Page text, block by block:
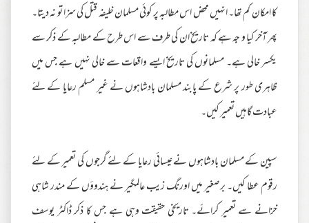
کا امکان کم تھا۔ انہیں محض اس مطالبہ پر کوئی مسلمان خلیفہ قتل کی سزا تو نہ دیتا۔
پھر آخر کیا و جہ ہے کہ تاریخ ان کی طرف سے اس طرح کے مطالبہ کے ذکر سے
یکسر خالی ہے۔ مسلمانوں کی تاریخ ایسے واقعات سے خالی نہیں ہے جس میں
ظاہری طور پر شرع کے پابند مسلمان بادشاہوں نے غیر مسلم رعایا کے لئے
عبادت گاہیں تعمیر کیں۔
سپین کے مسلمان بادشاہوں نے عیسائی رعایا کے لئے گرجوں کی تعمیر کے لئے
رقوم عطا کیں۔ برصغیر میں اورنگ زیب عالمگیر نے ہندوؤں کے مندر شاہی
خزانے سے تعمیر کرائے۔ تاریخی حقیقت وہی ہے جس کا ذکر ڈاکٹر یوسف